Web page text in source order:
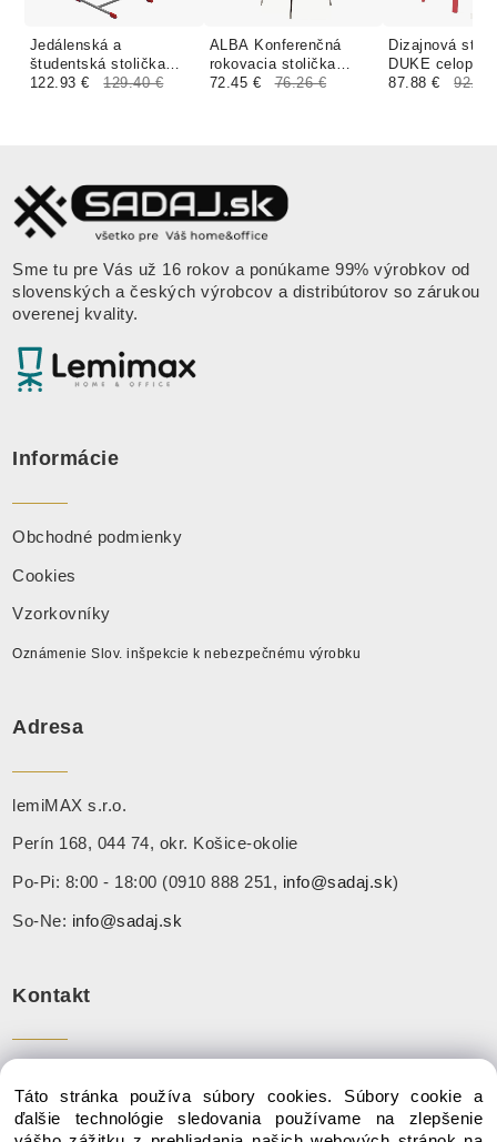
Jedálenská a
študentská stolička
DAMIAN plast
122.93 € 129.40 €
ALBA Konferenčná
rokovacia stolička
LILLY EKO drevo
72.45 € 76.26 €
Dizajnová
DUKE
87.88 € 92.51
Sme tu pre Vás už 16 rokov a ponúkame 99% výrobkov od
slovenských a českých výrobcov a distribútorov so zárukou
overenej kvality.
Informácie
Obchodné podmienky
Cookies
Vzorkovníky
Oznámenie Slov. inšpekcie k nebezpečnému výrobku
Adresa
lemiMAX s.r.o.
Perín 168, 044 74, okr. Košice-okolie
Po-Pi: 8:00 - 18:00 (0910 888 251, info@sadaj.sk)
So-Ne: info@sadaj.sk
Kontakt
Mail:info@sadaj.sk
Táto stránka používa súbory cookies. Súbory cookie a
ďalšie technológie sledovania používame na zlepšenie